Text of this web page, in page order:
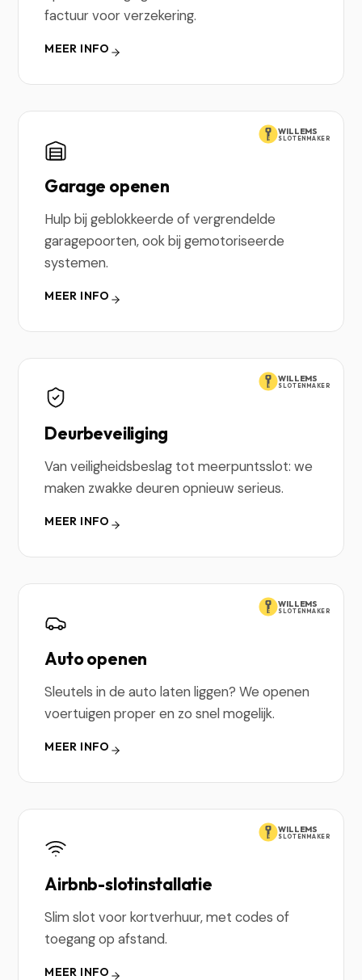
factuur voor verzekering.
MEER INFO
WILLEMS
SLOTENMAKER
Garage openen
Hulp bij geblokkeerde of vergrendelde
garagepoorten, ook bij gemotoriseerde
systemen.
MEER INFO
WILLEMS
SLOTENMAKER
Deurbeveiliging
Van veiligheidsbeslag tot meerpuntsslot: we
maken zwakke deuren opnieuw serieus.
MEER INFO
WILLEMS
SLOTENMAKER
Auto openen
Sleutels in de auto laten liggen? We openen
voertuigen proper en zo snel mogelijk.
MEER INFO
WILLEMS
SLOTENMAKER
Airbnb-slotinstallatie
Slim slot voor kortverhuur, met codes of
toegang op afstand.
MEER INFO